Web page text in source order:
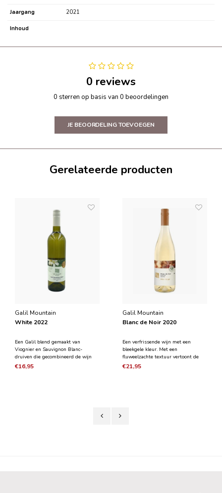
Jaargang 2021
Inhoud
0 reviews
0 sterren op basis van 0 beoordelingen
JE BEOORDELING TOEVOEGEN
Gerelateerde producten
Galil Mountain
White 2022
Een Galil blend gemaakt van
Viognier en Sauvignon Blanc-
druiven die gecombineerd de wijn
een rond en fruitig karakter geven
€16,95
Galil Mountain
Blanc de Noir 2020
Een verfrissende wijn met een
bleekgele kleur. Met een
fluweelzachte textuur vertoont de
wijn karakters van rozen- en
€21,95